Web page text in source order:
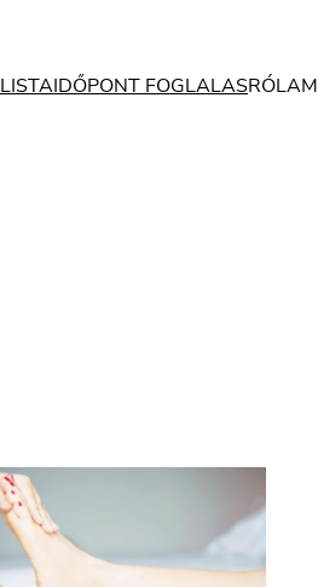
IDŐPONT FOGLALASRÓLAM